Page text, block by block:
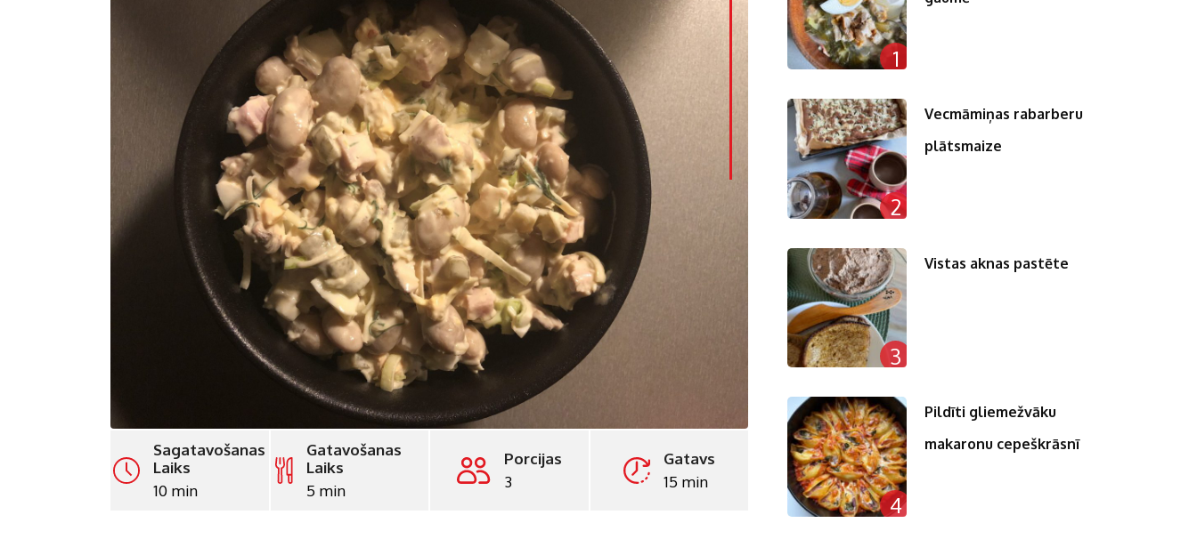
LinkedIn
Whatsapp
Pinterest
Sagatavošanas
Laiks
10 min
Gatavošanas
Laiks
5 min
Porcijas
3
Gatavs
15 min
1
2
Vecmāmiņas rabarberu
plātsmaize
3
Vistas aknas pastēte
4
Pildīti gliemežvāku
makaronu cepeškrāsnī